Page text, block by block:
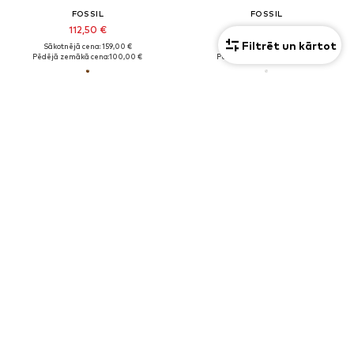
FOSSIL
112,50 €
Sākotnējā cena: 159,00 €
Pēdējā zemākā cena:100,00 €
FOSSIL
54,90 €
Sākotnējā cena: 79,90 €
Pēdējā zemākā cena:
Filtrēt un kārtot